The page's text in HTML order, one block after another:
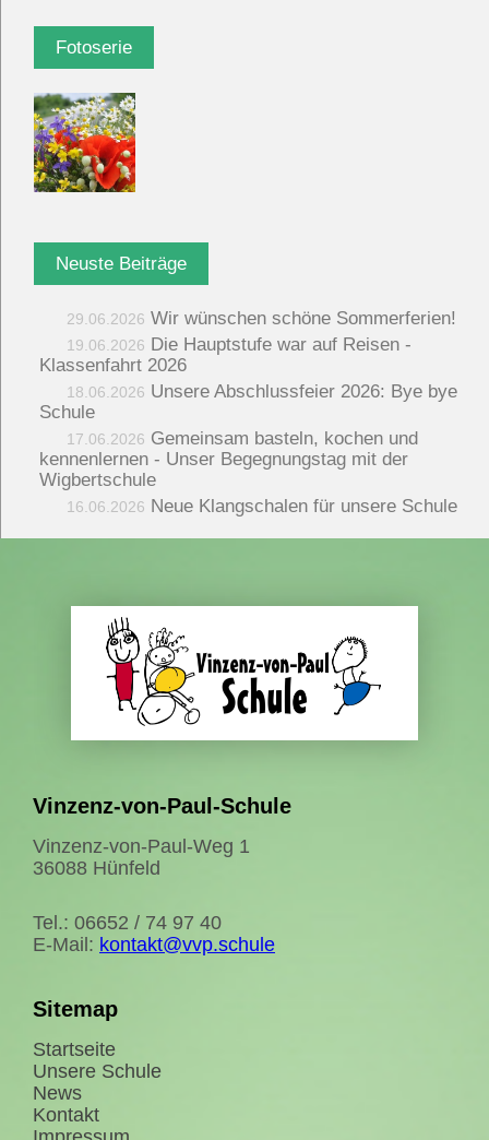
Fotoserie
Neuste Beiträge
29.06.2026 Wir wünschen schöne Sommerferien!
19.06.2026 Die Hauptstufe war auf Reisen -
Klassenfahrt 2026
18.06.2026 Unsere Abschlussfeier 2026: Bye bye
Schule
17.06.2026 Gemeinsam basteln, kochen und
kennenlernen - Unser Begegnungstag mit der
Wigbertschule
16.06.2026 Neue Klangschalen für unsere Schule
Vinzenz-von-Paul-Schule
Vinzenz-von-Paul-Weg 1
36088 Hünfeld
Tel.: 06652 / 74 97 40
E-Mail: kontakt@vvp.schule
Sitemap
Startseite
Unsere Schule
News
Kontakt